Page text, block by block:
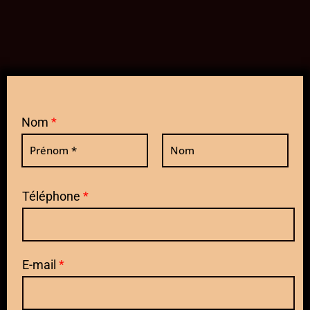
Nom *
r
é
o
m
m
Téléphone *
E-mail *